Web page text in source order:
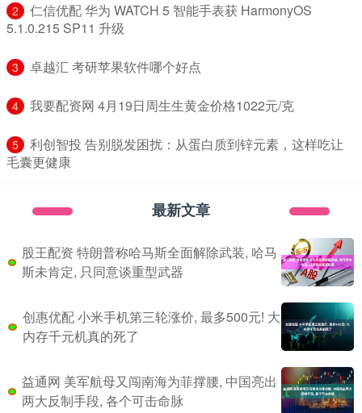
2
​仁信优配 华为 WATCH 5 智能手表获 HarmonyOS
5.1.0.215 SP11 升级
3 ​卓越汇 考研苹果软件哪个好点
4 ​我要配资网 4月19日周生生黄金价格1022元/克
5
​利创智投 告别脱发困扰：从蛋白质到锌元素，这样吃让
毛囊更健康
最新文章
股王配资 特朗普称哈马斯全面解除武装, 哈马
斯未肯定, 只同意谈重型武器
创惠优配 小米手机第三轮涨价, 最多500元! 大
内存千元机真的死了
益通网 美军航母又闯南海为菲撑腰, 中国亮出
两大反制手段, 各个可击命脉